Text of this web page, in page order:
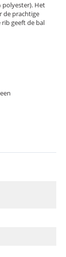
polyester). Het
de prachtige
geeft de bal